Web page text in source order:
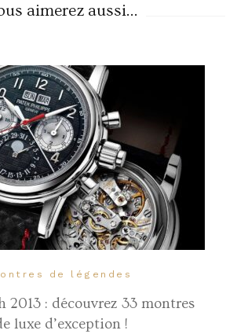
aimerez aussi...
de légendes
2013 : découvrez 33 montres
luxe d’exception !